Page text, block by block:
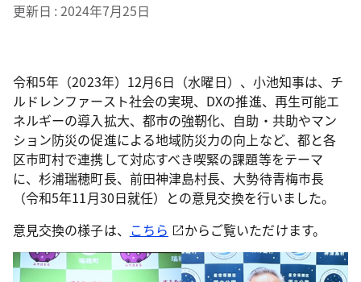
更新日 2024年7月25日
令和5年（2023年）12月6日（水曜日）、小池知事は、チ
ルドレンファースト社会の実現、DXの推進、再生可能エ
ネルギーの導入拡大、都市の強靭化、自助・共助やマン
ション防災の促進による地域防災力の向上など、都と各
区市町村で連携して対応すべき喫緊の課題等をテーマ
に、杉浦瑞穂町長、前田神津島村長、大勢待青梅市長
（令和5年11月30日就任）との意見交換を行いました。
意見交換の様子は、 こちら からご覧いただけます。